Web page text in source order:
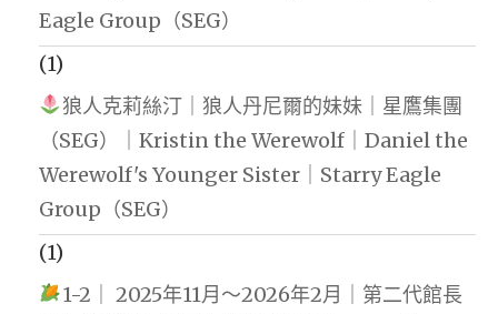
Eagle Group（SEG）
(1)
狼人克莉絲汀｜狼人丹尼爾的妹妹｜星鷹集團
（SEG）｜Kristin the Werewolf｜Daniel the
Werewolf's Younger Sister｜Starry Eagle
Group（SEG）
(1)
1-2｜ 2025年11月～2026年2月｜第二代館長